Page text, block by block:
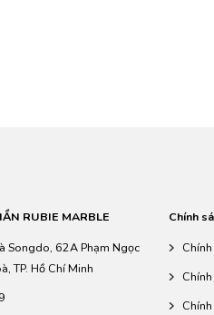
RUBIE MARBLE
Songdo, 62A Phạm Ngọc
TP. Hồ Chí Minh
Chính